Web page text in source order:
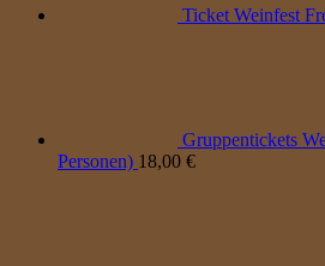
Ticket Weinfest
Gruppentickets
Personen) 18,00 €